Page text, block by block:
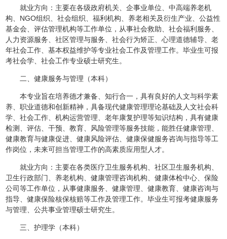
就业方向：主要在各级政府机关、企事业单位、中高端养老机
构、NGO组织、社会组织、福利机构、养老相关及衍生产业、公益性
基金会、评估管理机构等工作单位，从事社会救助、社会福利服务、
人力资源服务、社区管理与服务、社会行为矫正、心理道德辅导、老
年社会工作、基本权益维护等专业社会工作及管理工作。毕业生可报
考社会学、社会工作专业硕士研究生。
二、健康服务与管理（本科）
本专业旨在培养德才兼备、知行合一，具有良好的人文与科学素
养、职业道德和创新精神，具备现代健康管理理论基础及人文社会科
学、社会工作、机构运营管理、老年康复护理等知识结构，具有健康
检测、评估、干预、教育、风险管理等服务技能，能胜任健康管理、
健康教育与健康促进、健康风险评估、健康保健服务咨询与指导等工
作岗位，未来可担当管理工作的高素质应用型人才。
就业方向：主要在各类医疗卫生服务机构、社区卫生服务机构、
卫生行政部门、养老机构、健康管理咨询机构、健康体检中心、保险
公司等工作单位，从事健康服务、健康管理、健康教育、健康咨询与
指导、健康保险核保核赔等工作及管理工作。毕业生可报考健康服务
与管理、公共事业管理硕士研究生。
三、护理学（本科）